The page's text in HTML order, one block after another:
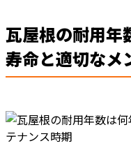
瓦屋根の耐用年
寿命と適切なメ